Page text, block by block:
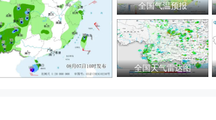
全国气温预报
全国天气雷达图